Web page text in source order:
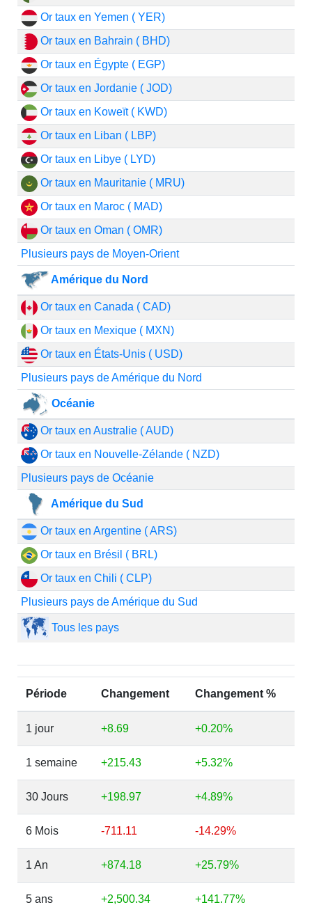
Or taux en Yemen ( YER)
Or taux en Bahrain ( BHD)
Or taux en Égypte ( EGP)
Or taux en Jordanie ( JOD)
Or taux en Koweït ( KWD)
Or taux en Liban ( LBP)
Or taux en Libye ( LYD)
Or taux en Mauritanie ( MRU)
Or taux en Maroc ( MAD)
Or taux en Oman ( OMR)
Plusieurs pays de Moyen-Orient
Amérique du Nord
Or taux en Canada ( CAD)
Or taux en Mexique ( MXN)
Or taux en États-Unis ( USD)
Plusieurs pays de Amérique du Nord
Océanie
Or taux en Australie ( AUD)
Or taux en Nouvelle-Zélande ( NZD)
Plusieurs pays de Océanie
Amérique du Sud
Or taux en Argentine ( ARS)
Or taux en Brésil ( BRL)
Or taux en Chili ( CLP)
Plusieurs pays de Amérique du Sud
Tous les pays
Période Changement Changement %
1 jour +8.69 +0.20%
1 semaine +215.43 +5.32%
30 Jours +198.97 +4.89%
6 Mois -711.11 -14.29%
1 An +874.18 +25.79%
5 ans +2,500.34 +141.77%